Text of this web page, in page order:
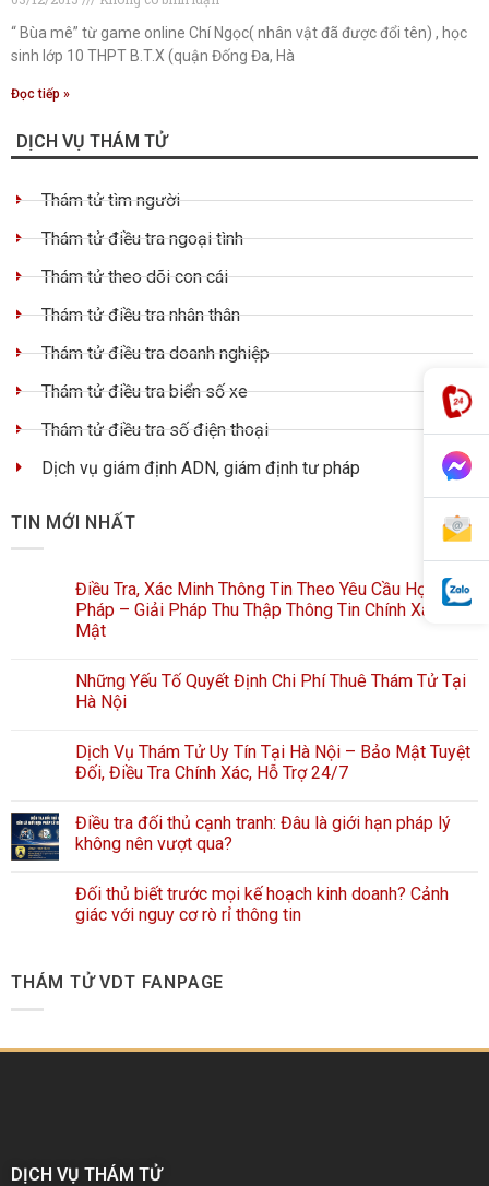
“ Bùa mê” từ game online Chí Ngọc( nhân vật đã được đổi tên) , học
sinh lớp 10 THPT B.T.X (quận Đống Đa, Hà
Đọc tiếp »
DỊCH VỤ THÁM TỬ
Thám tử tìm người
Thám tử điều tra ngoại tình
Thám tử theo dõi con cái
Thám tử điều tra nhân thân
Thám tử điều tra doanh nghiệp
Thám tử điều tra biển số xe
Thám tử điều tra số điện thoại
Dịch vụ giám định ADN, giám định tư pháp
TIN MỚI NHẤT
Điều Tra, Xác Minh Thông Tin Theo Yêu Cầu Hợp
Pháp – Giải Pháp Thu Thập Thông Tin Chính Xác, Bảo
Mật
Những Yếu Tố Quyết Định Chi Phí Thuê Thám Tử Tại
Hà Nội
Dịch Vụ Thám Tử Uy Tín Tại Hà Nội – Bảo Mật Tuyệt
Đối, Điều Tra Chính Xác, Hỗ Trợ 24/7
Điều tra đối thủ cạnh tranh: Đâu là giới hạn pháp lý
không nên vượt qua?
Đối thủ biết trước mọi kế hoạch kinh doanh? Cảnh
giác với nguy cơ rò rỉ thông tin
THÁM TỬ VDT FANPAGE
DỊCH VỤ THÁM TỬ